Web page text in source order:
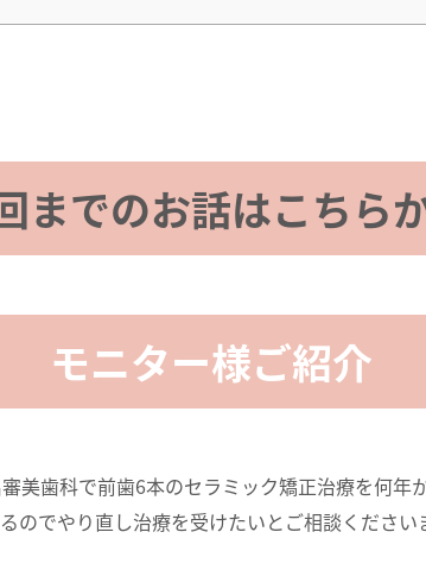
までのお話はこちら
モニター様ご紹介
歯科で前歯6本のセラミック矯正治療を何年
のでやり直し治療を受けたいとご相談ください